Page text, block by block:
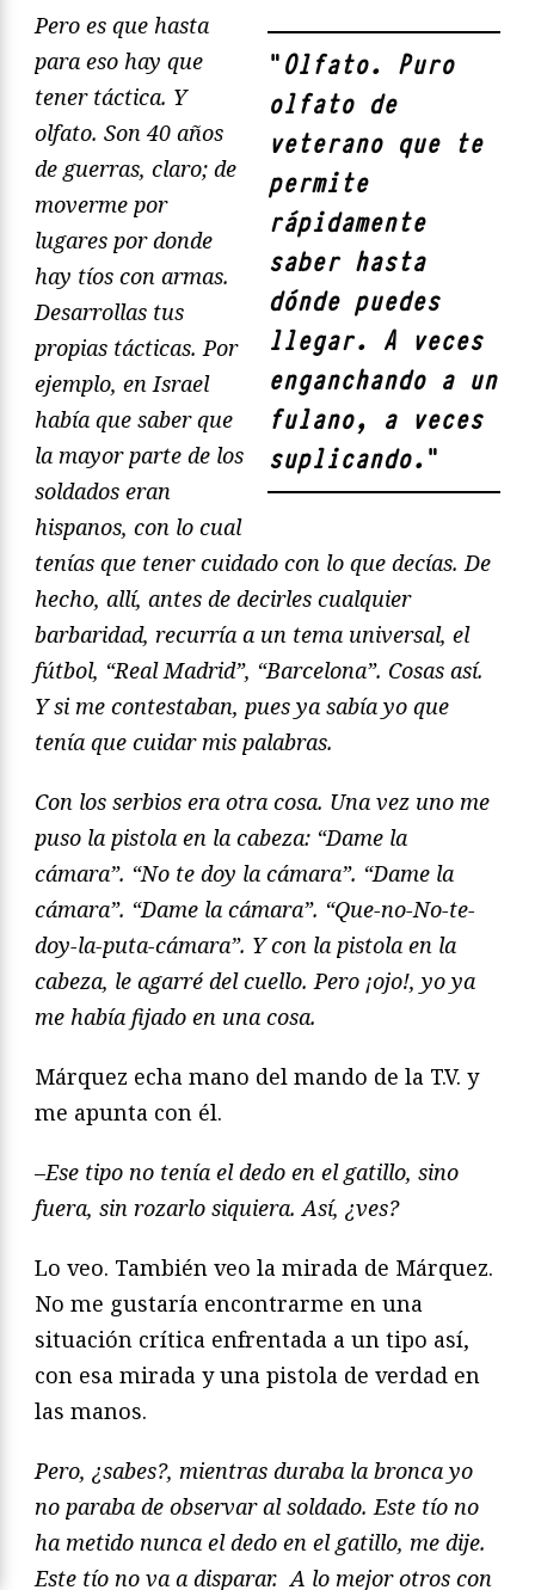
"Olfato. Puro
olfato de
veterano que te
permite
rápidamente
saber hasta
dónde puedes
llegar. A veces
enganchando a un
fulano, a veces
suplicando."
Pero es que hasta
para eso hay que
tener táctica. Y
olfato. Son 40 años
de guerras, claro; de
moverme por
lugares por donde
hay tíos con armas.
Desarrollas tus
propias tácticas. Por
ejemplo, en Israel
había que saber que
la mayor parte de los
soldados eran
hispanos, con lo cual
tenías que tener cuidado con lo que decías. De
hecho, allí, antes de decirles cualquier
barbaridad, recurría a un tema universal, el
fútbol, “Real Madrid”, “Barcelona”. Cosas así.
Y si me contestaban, pues ya sabía yo que
tenía que cuidar mis palabras.
Con los serbios era otra cosa. Una vez uno me
puso la pistola en la cabeza: “Dame la
cámara”. “No te doy la cámara”. “Dame la
cámara”. “Dame la cámara”. “Que-no-No-te-
doy-la-puta-cámara”. Y con la pistola en la
cabeza, le agarré del cuello. Pero ¡ojo!, yo ya
me había fijado en una cosa.
Márquez echa mano del mando de la T.V. y
me apunta con él.
–Ese tipo no tenía el dedo en el gatillo, sino
fuera, sin rozarlo siquiera. Así, ¿ves?
Lo veo. También veo la mirada de Márquez.
No me gustaría encontrarme en una
situación crítica enfrentada a un tipo así,
con esa mirada y una pistola de verdad en
las manos.
Pero, ¿sabes?, mientras duraba la bronca yo
no paraba de observar al soldado. Este tío no
ha metido nunca el dedo en el gatillo, me dije.
Este tío no va a disparar. A lo mejor otros con